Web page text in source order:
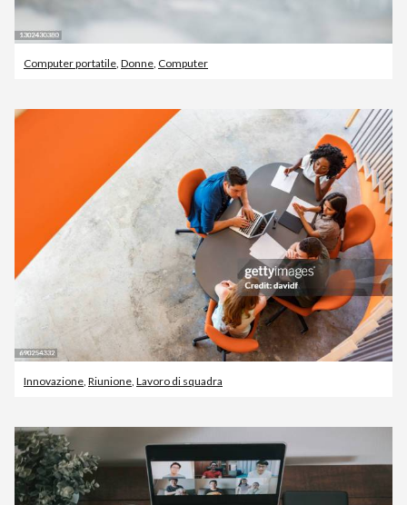
Computer portatile, Donne, Computer
Innovazione Riunione Lavoro di squadra